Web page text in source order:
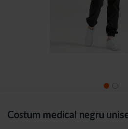
Costum medical negru